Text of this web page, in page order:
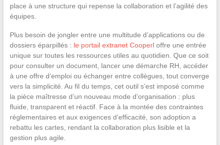
place à une structure qui repense la collaboration et l’agilité des
équipes.
Plus besoin de jongler entre une multitude d’applications ou de
dossiers éparpillés : le portail extranet Cooperloffre une entrée
unique sur toutes les ressources utiles au quotidien. Que ce soit
pour consulter un document, lancer une démarche RH, accéder
à une offre d’emploi ou échanger entre collègues, tout converge
vers la simplicité. Au fil du temps, cet outil s’est imposé comme
la pièce maîtresse d’un nouveau mode d’organisation : plus
fluide, transparent et réactif. Face à la montée des contraintes
réglementaires et aux exigences d’efficacité, son adoption a
rebattu les cartes, rendant la collaboration plus lisible et la
gestion plus agile.